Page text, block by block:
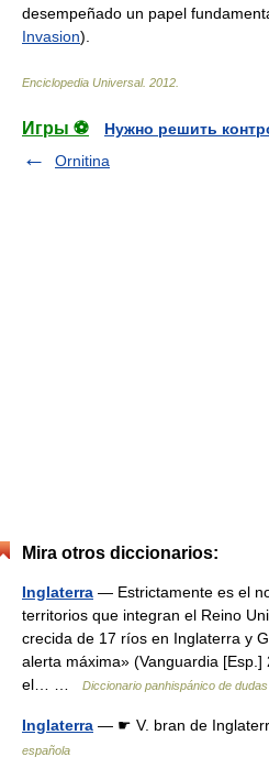
desempeñado un papel
Invasion).
Enciclopedia Universal. 2012
Игры ⚽
Нужно решить
Ornitina
Mira otros diccionarios:
Inglaterra — Estrictamente es el
territorios que integran el Reino
crecida de 17 ríos en Inglaterra y
alerta máxima» (Vanguardia
el… …
Diccionario panhispánico de dudas
Inglaterra — ☛ V. bran de
española